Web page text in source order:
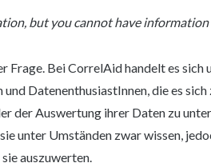
but you cannot have
Frage. Bei CorrelAid handelt es sich
DatenenthusiastInnen, die es
der Auswertung ihrer Daten zu
unter Umständen zwar wissen,
auszuwerten.